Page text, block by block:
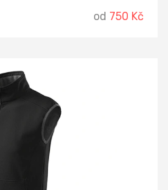
od 750 Kč